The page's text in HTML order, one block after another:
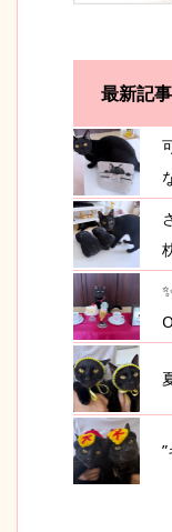
最新記事